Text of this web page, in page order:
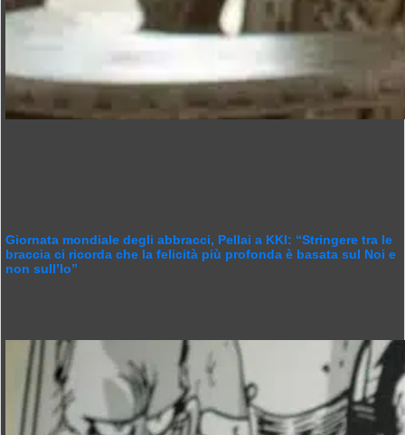
Giornata mondiale degli abbracci, Pellai a KKI: “Stringere tra le
braccia ci ricorda che la felicità più profonda è basata sul Noi e
non sull’Io”